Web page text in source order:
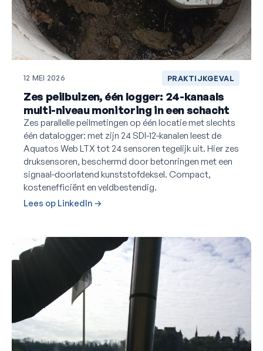
12 MEI 2026 PRAKTIJKGEVAL
Zes peilbuizen, één logger: 24-kanaals
multi-niveau monitoring in een schacht
Zes parallelle peilmetingen op één locatie met slechts
één datalogger: met zijn 24 SDI-12-kanalen leest de
Aquatos Web LTX tot 24 sensoren tegelijk uit. Hier zes
druksensoren, beschermd door betonringen met een
signaal-doorlatend kunststofdeksel. Compact,
kostenefficiënt en veldbestendig.
Lees op LinkedIn →